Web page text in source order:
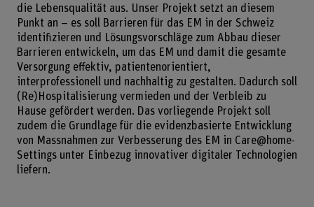
die Lebensqualität aus. Unser Projekt setzt an diesem
Punkt an – es soll Barrieren für das EM in der Schweiz
identifizieren und Lösungsvorschläge zum Abbau dieser
Barrieren entwickeln, um das EM und damit die gesamte
Versorgung effektiv, patientenorientiert,
interprofessionell und nachhaltig zu gestalten. Dadurch soll
(Re)Hospitalisierung vermieden und der Verbleib zu
Hause gefördert werden. Das vorliegende Projekt soll
zudem die Grundlage für die evidenzbasierte Entwicklung
von Massnahmen zur Verbesserung des EM in Care@home-
Settings unter Einbezug innovativer digitaler Technologien
liefern.